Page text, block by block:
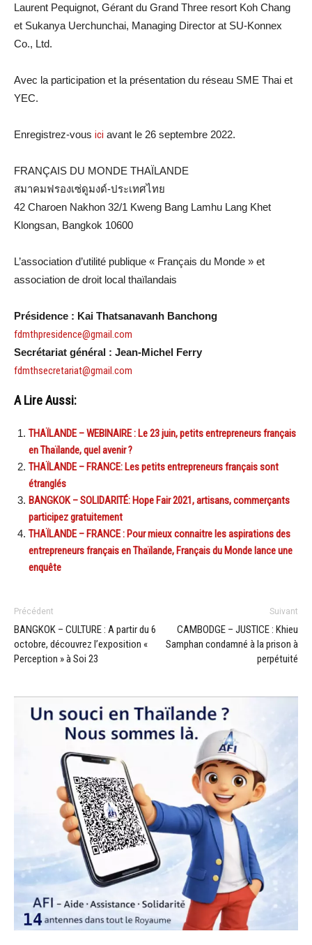
Laurent Pequignot, Gérant du Grand Three resort Koh Chang
et Sukanya Uerchunchai, Managing Director at SU-Konnex
Co., Ltd.
Avec la participation et la présentation du réseau SME Thai et
YEC.
Enregistrez-vous ici avant le 26 septembre 2022.
FRANÇAIS DU MONDE THAÏLANDE
สมาคมฟรองเซ่ดูมงด์-ประเทศไทย
42 Charoen Nakhon 32/1 Kweng Bang Lamhu Lang Khet
Klongsan, Bangkok 10600
L’association d’utilité publique « Français du Monde » et
association de droit local thaïlandais
Présidence : Kai Thatsanavanh Banchong
fdmthpresidence@gmail.com
Secrétariat général : Jean-Michel Ferry
fdmthsecretariat@gmail.com
A Lire Aussi:
THAÏLANDE – WEBINAIRE : Le 23 juin, petits entrepreneurs français
en Thaïlande, quel avenir ?
THAÏLANDE – FRANCE: Les petits entrepreneurs français sont
étranglés
BANGKOK – SOLIDARITÉ: Hope Fair 2021, artisans, commerçants
participez gratuitement
THAÏLANDE – FRANCE : Pour mieux connaitre les aspirations des
entrepreneurs français en Thaïlande, Français du Monde lance une
enquête
Précédent
BANGKOK – CULTURE : A partir du 6
octobre, découvrez l’exposition «
Perception » à Soi 23
Suivant
CAMBODGE – JUSTICE : Khieu
Samphan condamné à la prison à
perpétuité